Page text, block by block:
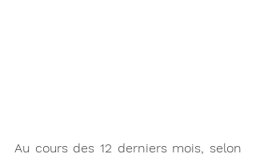
Au cours des 12 derniers mois, selon